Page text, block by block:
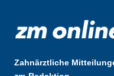
Zahnärztliche